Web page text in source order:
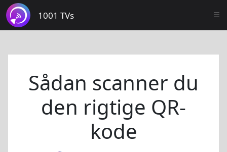
1001 TVs
Sådan scanner du
den rigtige QR-
kode